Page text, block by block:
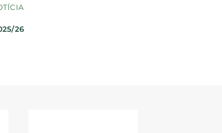
26